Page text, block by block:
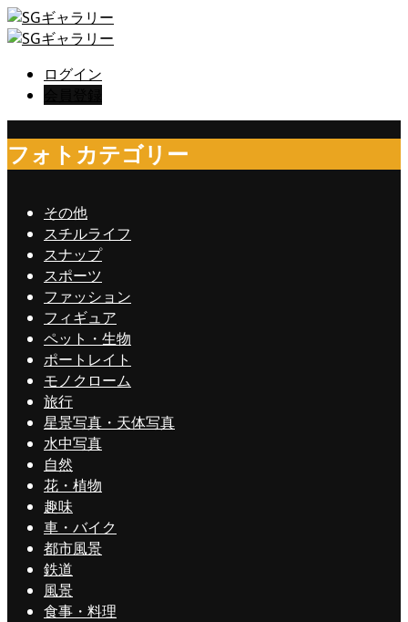
ログイン
フォトカテゴリー
その他
スチルライフ
スナップ
スポーツ
ファッション
フィギュア
ペット・生物
ポートレイト
モノクローム
旅行
星景写真・天体写真
水中写真
自然
花・植物
趣味
車・バイク
都市風景
鉄道
風景
食事・料理